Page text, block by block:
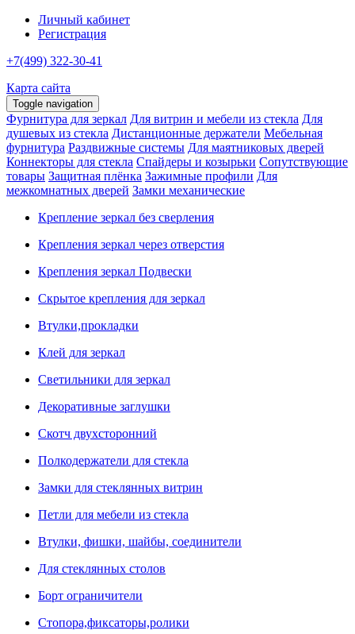
Личный кабинет
Регистрация
+7(499) 322-30-41
Карта сайта
Toggle navigation
Фурнитура для зеркал Для витрин и мебели из стекла Для
душевых из стекла Дистанционные держатели Мебельная
фурнитура Раздвижные системы Для маятниковых дверей
Коннекторы для стекла Спайдеры и козырьки Сопутствующие
товары Защитная плёнка Зажимные профили Для
межкомнатных дверей Замки механические
Крепление зеркал без сверления
Крепления зеркал через отверстия
Крепления зеркал Подвески
Скрытое крепления для зеркал
Втулки,прокладки
Клей для зеркал
Светильники для зеркал
Декоративные заглушки
Скотч двухсторонний
Полкодержатели для стекла
Замки для стеклянных витрин
Петли для мебели из стекла
Втулки, фишки, шайбы, соединители
Для стеклянных столов
Борт ограничители
Стопора,фиксаторы,ролики